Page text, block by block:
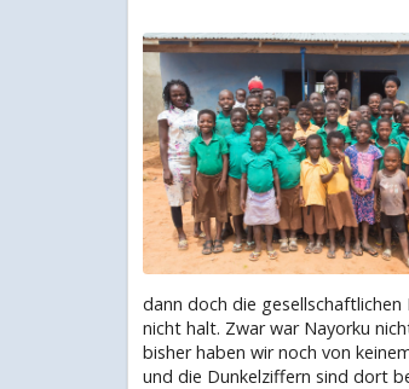
dann doch die
nicht halt. Zwar war Nayorku
bisher haben wir noch von
und die Dunkelziffern sind dort